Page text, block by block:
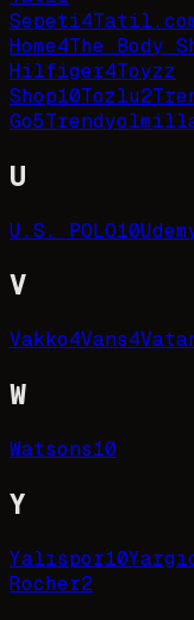
Sepeti4
Home4The Body
Hilfiger4Toyzz
Shop10Tozlu2
Go5
U
U.S. POLO10
V
Vakko4Vans4
W
Watsons10
Y
Yalıspor10
Rocher2